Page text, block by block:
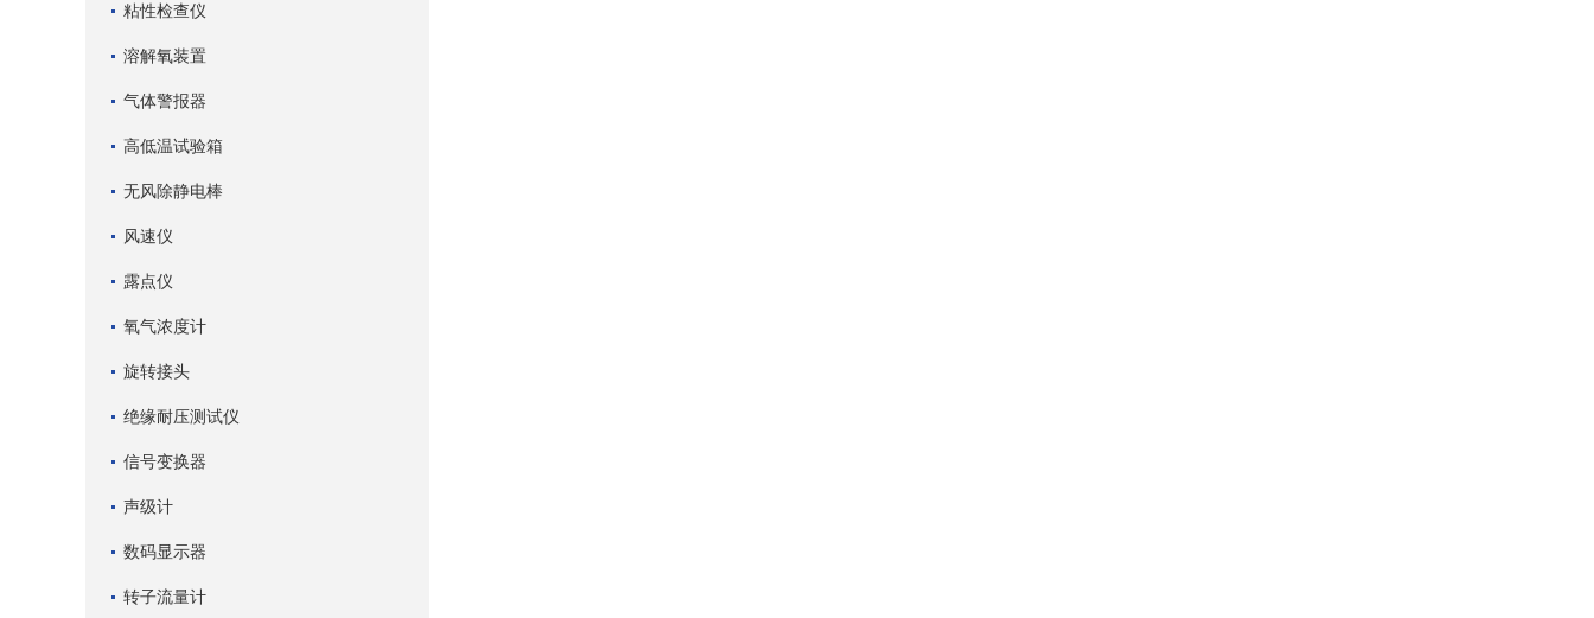
粘性检查仪
溶解氧装置
气体警报器
高低温试验箱
无风除静电棒
风速仪
露点仪
氧气浓度计
旋转接头
绝缘耐压测试仪
信号变换器
声级计
数码显示器
转子流量计